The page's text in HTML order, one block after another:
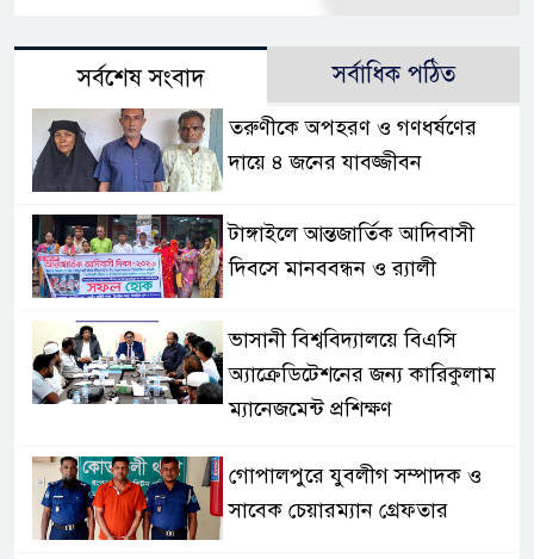
সর্বশেষ সংবাদ সর্বাধিক পঠিত
তরুণীকে অপহরণ ও গণধর্ষণের
দায়ে ৪ জনের যাবজ্জীবন
টাঙ্গাইলে আন্তজার্তিক আদিবাসী
দিবসে মানববন্ধন ও র‌্যালী
ভাসানী বিশ্ববিদ্যালয়ে বিএসি
অ্যাক্রেডিটেশনের জন্য কারিকুলাম
ম্যানেজমেন্ট প্রশিক্ষণ
গোপালপুরে যুবলীগ সম্পাদক ও
সাবেক চেয়ারম্যান গ্রেফতার